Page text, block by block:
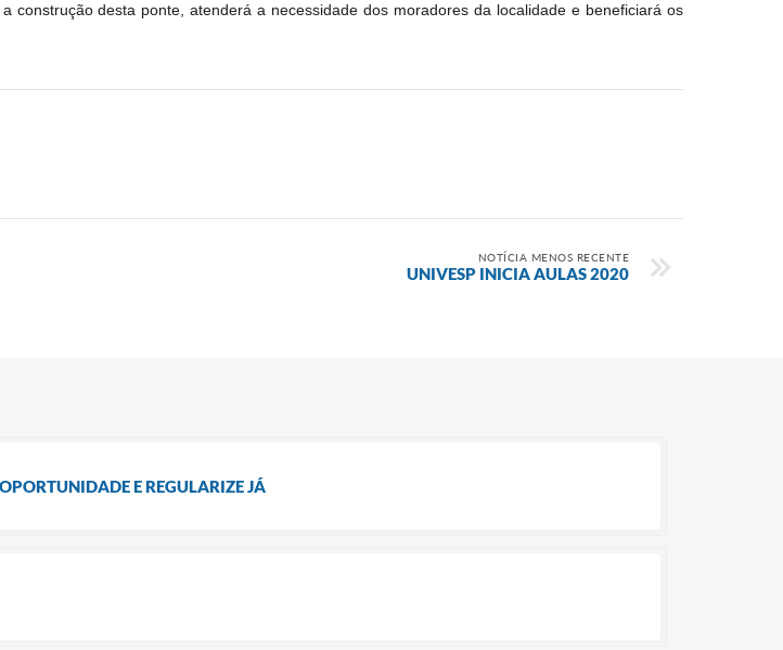
desta ponte, atenderá a necessidade dos moradores da localidade e beneficiará os
NOTÍCIA MENOS RECENTE
UNIVESP INICIA AULAS 2020
E REGULARIZE JÁ